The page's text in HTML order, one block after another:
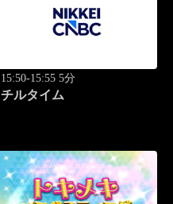
15:50-15:55 5分
チルタイム